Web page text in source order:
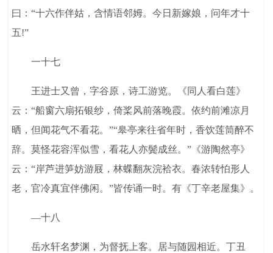
曰：“十六作伴姑，含情语邻姆。今日新嫁娘，问年才十
五!”
一十七
王进士又曾，字谷原，诗工游览。《同人看白莲》
云：“船窗六扇拓银纱，倚桨风前落晚霞。依约前滩凉月
晒，但闻花气不看花。”“皋亭来往省年时，香饮莲筒醉不
辞。莫怪花容浑似雪，看花人亦鬓成丝。”《游陶然亭》
云：“岸芦进笋妨游屐，林蝶翻灰浣袷衣。春浓转怕形人
老，官冷真宜伴佛闲。”皆传诵一时。有《丁辛老屋集》。
—十八
岳水轩名梦渊，为督抚上客。居与随园相近。丁丑